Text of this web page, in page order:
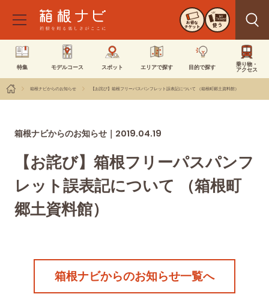
お得な
チケット 使う
特集 モデルコース スポット エリアで探す 目的で探す
乗り物・
アクセス
箱根ナビからのお知らせ 【お詫び】箱根フリーパスパンフレット誤表記について （箱根町郷土資料館）
箱根ナビからのお知らせ｜ 2019.04.19
【お詫び】箱根フリーパスパンフ
レット誤表記について （箱根町
郷土資料館）
箱根ナビからのお知らせ一覧へ